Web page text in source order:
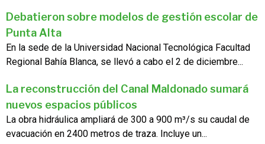
Debatieron sobre modelos de gestión escolar de
Punta Alta
En la sede de la Universidad Nacional Tecnológica Facultad
Regional Bahía Blanca, se llevó a cabo el 2 de diciembre...
La reconstrucción del Canal Maldonado sumará
nuevos espacios públicos
La obra hidráulica ampliará de 300 a 900 m³/s su caudal de
evacuación en 2400 metros de traza. Incluye un...